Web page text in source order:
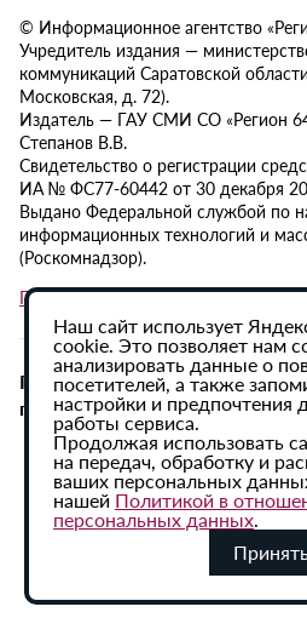
© Информационное агентство
Учредитель издания —
коммуникаций Саратовской
Московская, д. 72).
Издатель — ГАУ СМИ СО «Регион
Степанов В.В.
Свидетельство о регистрации
ИА № ФС77-60442 от 30 декабря
Выдано Федеральной службой по
информационных технологий и
(Роскомнадзор).
Политика в отношении обработки
При использовании материалов
гиперссылка на ИА «Регион
Наш сайт использует
cookie. Это позволяет нам
анализировать данные о
посетителей, а также
настройки и предпочтения
работы сервиса.
Продолжая использовать
на передач, обработку и
ваших персональных
нашей Политикой в
персональных данных.